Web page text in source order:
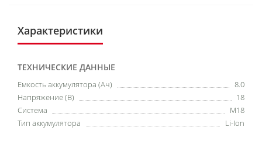
Характеристики
ТЕХНИЧЕСКИЕ ДАННЫЕ
Емкость аккумулятора (Ач)
8.0
Напряжение (В)
18
Система
M18
Тип аккумулятора
Li-Ion